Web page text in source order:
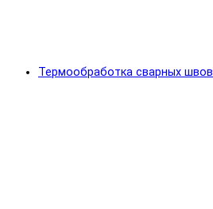
Термообработка сварных швов